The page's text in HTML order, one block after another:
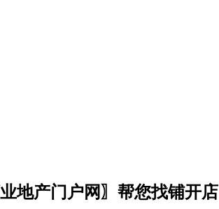
地产门户网〗帮您找铺开店